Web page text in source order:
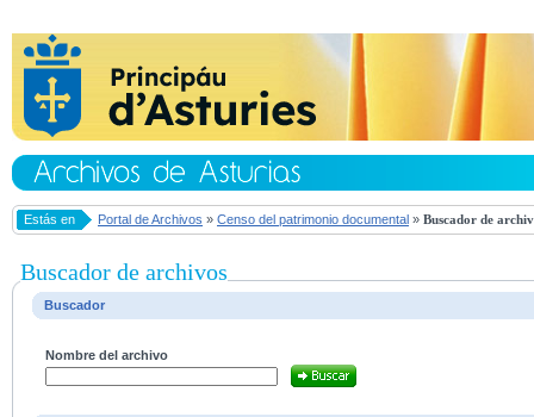
Estás en Portal de Archivos » Censo del patrimonio documental » Buscador de
Buscador de archivos
Buscador
Nombre del archivo